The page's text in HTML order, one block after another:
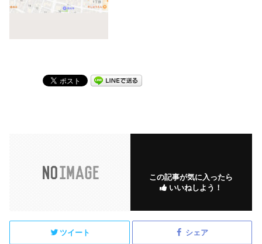
この記事が気に入ったら
いいねしよう！
ツイート シェア